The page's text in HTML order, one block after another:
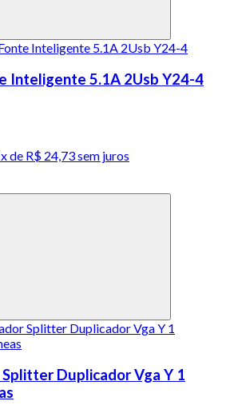
Inteligente 5.1A 2Usb Y24-4
de R$ 24,73sem juros
Duplicador Vga Y 1